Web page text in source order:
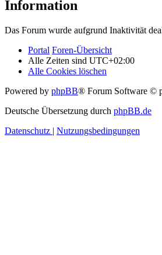
Information
Das Forum wurde aufgrund Inaktivität
Portal Foren-Übersicht
Alle Zeiten sind UTC+02:00
Alle Cookies löschen
Powered by phpBB® Forum Software ©
Deutsche Übersetzung durch phpBB.de
Datenschutz | Nutzungsbedingungen